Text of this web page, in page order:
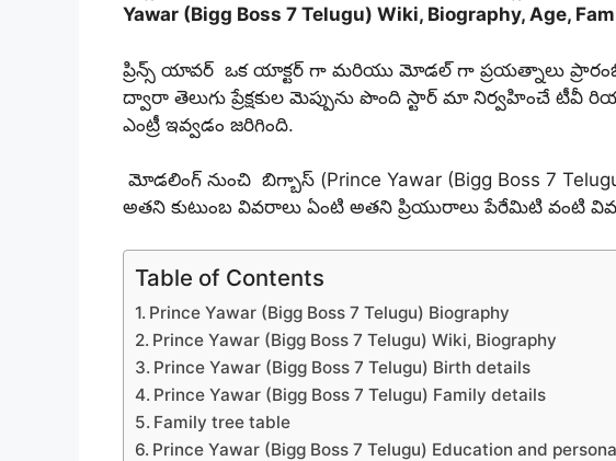
Yawar (Bigg Boss 7 Telugu) Wiki, Biography, Age,
ప్రిన్స్ యావర్ ఒక యాక్టర్ గా మరియు మోడల్ గా ప్రయత్నాలు
ద్వారా తెలుగు ప్రేక్షకుల మెప్పును పొంది స్టార్ మా నిర్వహించే
ఎంట్రీ ఇవ్వడం జరిగింది.
మోడలింగ్ నుంచి బిగ్బాస్ (Prince Yawar (Bigg Boss 7
అతని కుటుంబ వివరాలు ఏంటి అతని ప్రియురాలు పేరేమిటి వంటి
Table of Contents
Prince Yawar (Bigg Boss 7 Telugu) Biography
Prince Yawar (Bigg Boss 7 Telugu) Wiki, Biography
Prince Yawar (Bigg Boss 7 Telugu) Birth details
Prince Yawar (Bigg Boss 7 Telugu) Family details
Family tree table
Prince Yawar (Bigg Boss 7 Telugu) Education and